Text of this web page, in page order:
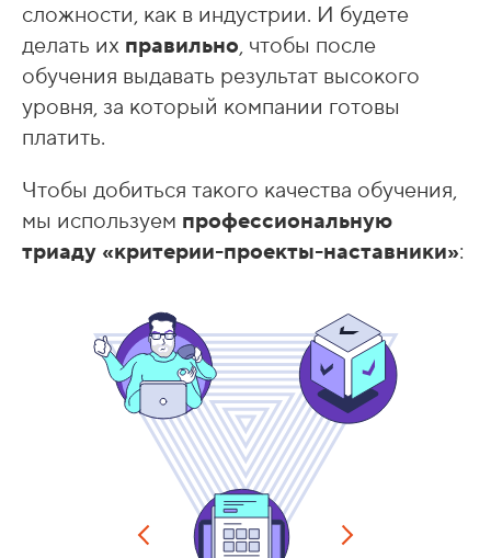
сложности, как в индустрии. И будете
делать их правильно, чтобы после
обучения выдавать результат высокого
уровня, за который компании готовы
платить.
Чтобы добиться такого качества обучения,
мы используем профессиональную
триаду «критерии-проекты-наставники»: